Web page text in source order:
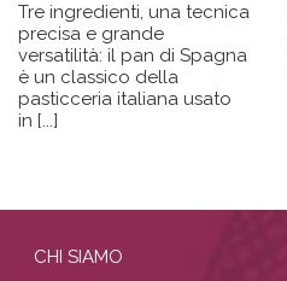
Tre ingredienti, una tecnica
precisa e grande
versatilità: il pan di Spagna
è un classico della
pasticceria italiana usato
in [...]
CHI SIAMO